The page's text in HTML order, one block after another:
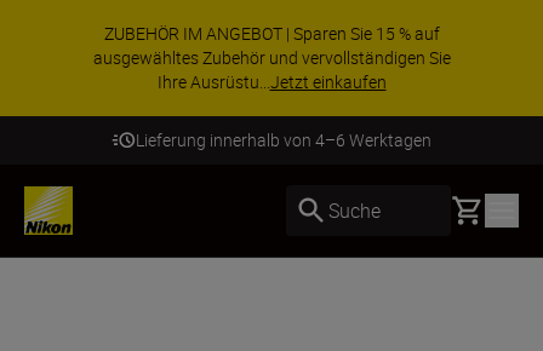
ZUBEHÖR IM ANGEBOT | Sparen Sie 15 % auf
ausgewähltes Zubehör und vervollständigen Sie
Ihre Ausrüstu...Jetzt einkaufen
Lieferung innerhalb von 4–6 Werktagen
Suche Basket